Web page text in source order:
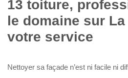
13 toiture,
le domaine sur
votre service
Nettoyer sa façade n’est ni facile ni